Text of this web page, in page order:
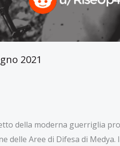
2021
della moderna guerriglia
Aree di Difesa di